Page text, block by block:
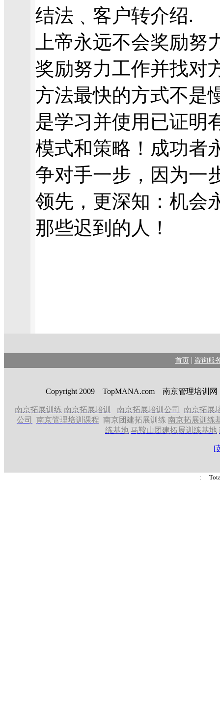
结法﹑客户转介绍.
上帝永远不会奖励努
奖励努力工作并找对
方法最快的方式不是
是学习并使用已证明
模式和策略！成功者
争对手一步，因为一
领先，更深知：机会
那些迟到的人！
首页 | 咨询服
Copyright 2009 TopMANA.com 南京管理培训网
南京拓展训练 南京拓展培训 南京拓展培训公司
南京拓展
公司
南京管理培训课程 南京团建拓展训练 南京拓展训练
练基地 马鞍山团建拓展训练基地
[
: